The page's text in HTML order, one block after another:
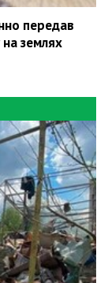
передав
на землях